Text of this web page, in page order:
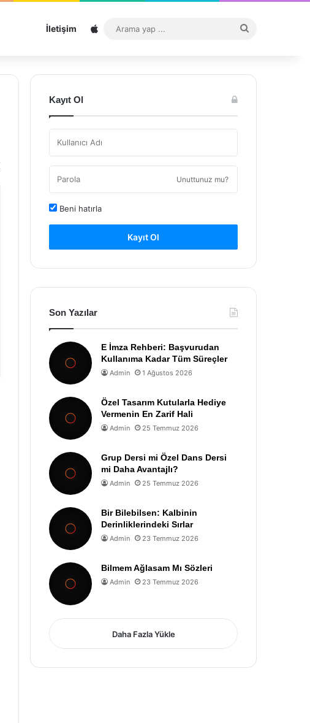
İletişim Sitemap
...
Kayıt Ol
Unuttunuz mu?
Beni hatırla
Kayıt Ol
Son Yazılar
E İmza Rehberi: Başvurudan
Kullanıma Kadar Tüm Süreçler
Admin 1 Ağustos 2026
Özel Tasarım Kutularla Hediye
Vermenin En Zarif Hali
Admin 25 Temmuz 2026
Grup Dersi mi Özel Dans Dersi
mi Daha Avantajlı?
Admin 25 Temmuz 2026
Bir Bilebilsen: Kalbinin
Derinliklerindeki Sırlar
Admin 23 Temmuz 2026
Bilmem Ağlasam Mı Sözleri
Admin 23 Temmuz 2026
Daha Fazla Yükle